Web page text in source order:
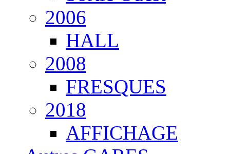
2006
HALL
2008
FRESQUES
2018
AFFICHAGE